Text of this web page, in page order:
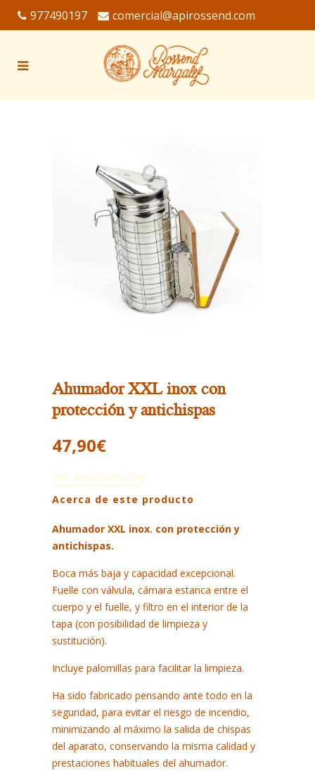
977490197 comercial@apirossend.com
Ahumador XXL inox con
protección y antichispas
47,90€
Sin existencias
Acerca de este producto
Ahumador XXL inox. con protección y
antichispas.
Boca más baja y capacidad excepcional.
Fuelle con válvula, cámara estanca entre el
cuerpo y el fuelle, y filtro en el interior de la
tapa (con posibilidad de limpieza y
sustitución).
Incluye palomillas para facilitar la limpieza.
Ha sido fabricado pensando ante todo en la
seguridad, para evitar el riesgo de incendio,
minimizando al máximo la salida de chispas
del aparato, conservando la misma calidad y
prestaciones habituales del ahumador.